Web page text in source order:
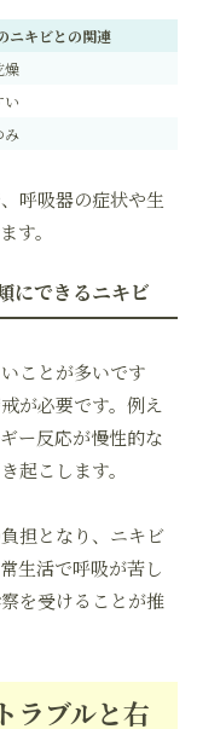
ニキビとの関連
燥
い
み
呼吸器の症状や生
す。
にできるニキビ
ことが多いです
が必要です。例え
ー反応が慢性的な
起こします。
担となり、ニキビ
生活で呼吸が苦し
を受けることが推
ラブルと右